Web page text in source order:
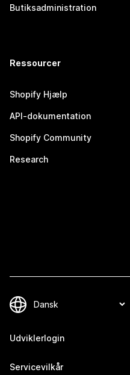
Butiksadministration
Ressourcer
Shopify Hjælp
API-dokumentation
Shopify Community
Research
Udviklerlogin
Servicevilkår